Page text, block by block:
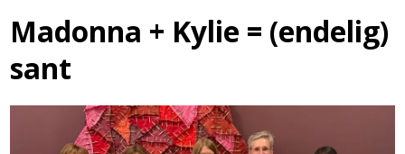
Madonna + Kylie = (endelig)
sant